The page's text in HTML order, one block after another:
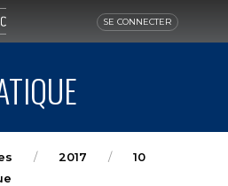
SE CONNECTER
2017
10